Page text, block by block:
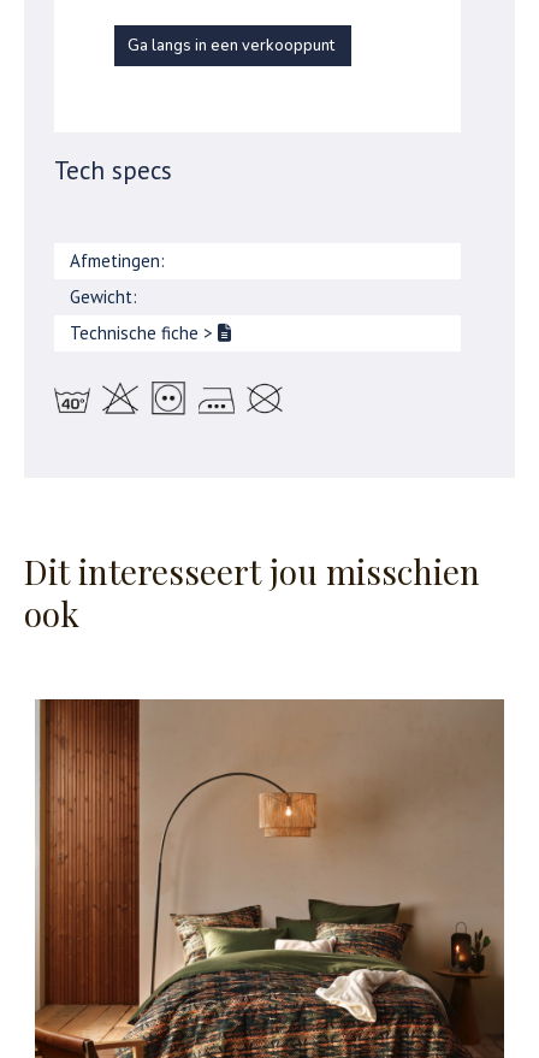
Ga langs in een verkooppunt
Tech specs
Afmetingen:
Gewicht:
Technische fiche >
Dit interesseert jou misschien
ook